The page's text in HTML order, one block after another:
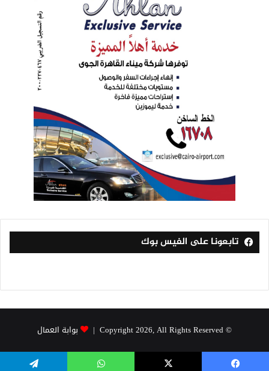
تابعونا على الفيس بوك
© Copyright 2026, All Rights Reserved | بوابة العمال